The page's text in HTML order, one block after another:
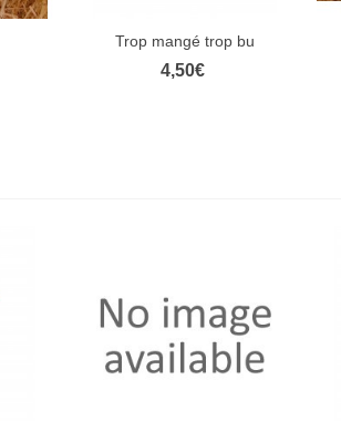
Aperçu rapide
Trop mangé trop bu
4,50€